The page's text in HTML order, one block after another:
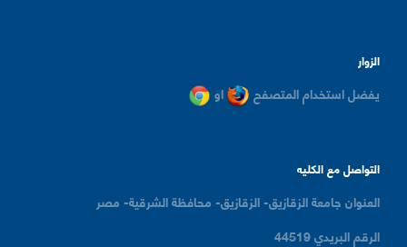
الزوار
يفضل استخدام المتصفح او
التواصل مع الكليه
العنوان جامعة الزقازيق- الزقازيق- محافظة الشرقية- مصر
الرقم البريدي44519